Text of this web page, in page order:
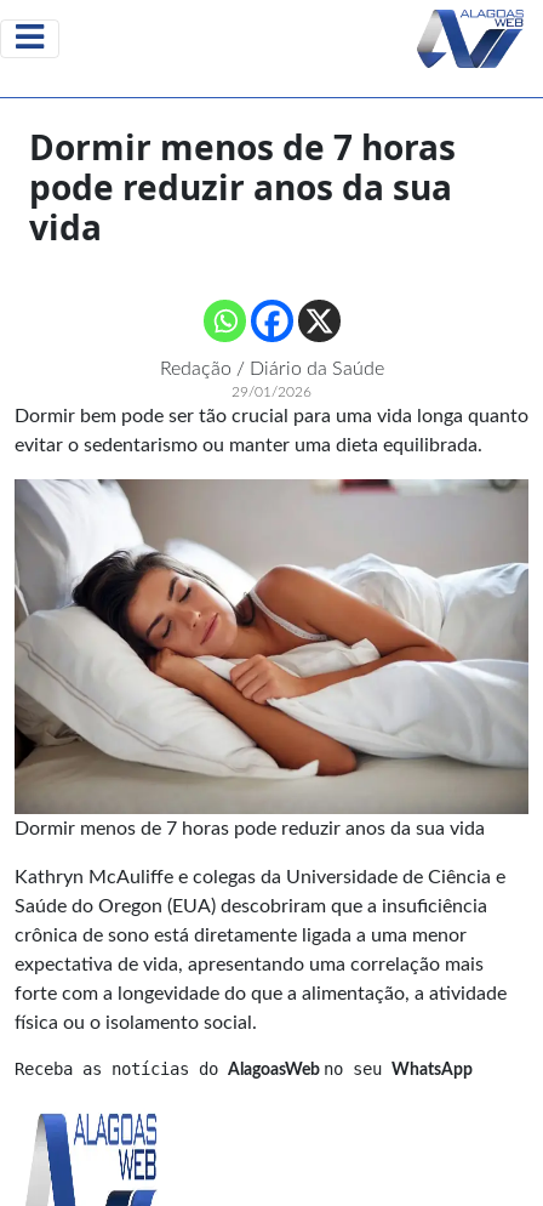
Dormir menos de 7 horas
pode reduzir anos da sua
vida
Redação / Diário da Saúde
29/01/2026
Dormir bem pode ser tão crucial para uma vida longa quanto
evitar o sedentarismo ou manter uma dieta equilibrada.
Dormir menos de 7 horas pode reduzir anos da sua vida
Kathryn McAuliffe e colegas da Universidade de Ciência e
Saúde do Oregon (EUA) descobriram que a insuficiência
crônica de sono está diretamente ligada a uma menor
expectativa de vida, apresentando uma correlação mais
forte com a longevidade do que a alimentação, a atividade
física ou o isolamento social.
Receba as notícias do AlagoasWeb no seu WhatsApp